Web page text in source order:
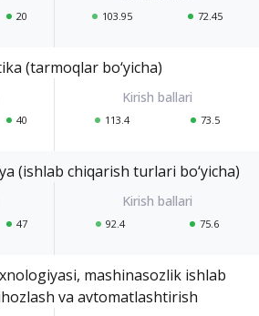
20 103.95 72.45
(tarmoqlar bo‘yicha)
40 113.4 73.5
(ishlab chiqarish turlari bo‘yicha)
47 92.4 75.6
mashinasozlik ishlab
va avtomatlashtirish